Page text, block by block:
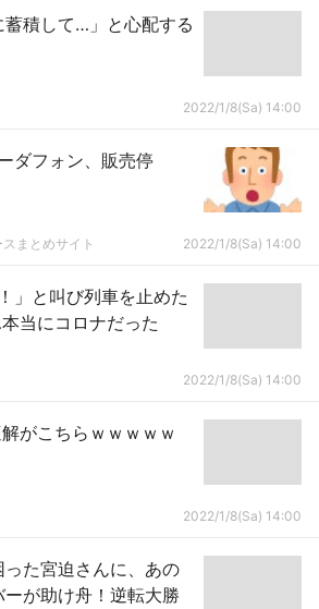
積して…」と心配する
2022/1/8(Sa) 14:00
ダフォン、販売停
まとめサイト 2022/1/8(Sa) 14:00
」と叫び列車を止めた
当にコロナだった
2022/1/8(Sa) 14:00
がこちらｗｗｗｗｗ
2022/1/8(Sa) 14:00
た宮迫さんに、あの
が助け舟！逆転大勝